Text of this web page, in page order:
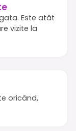
Este atât
vizite la
oricând,